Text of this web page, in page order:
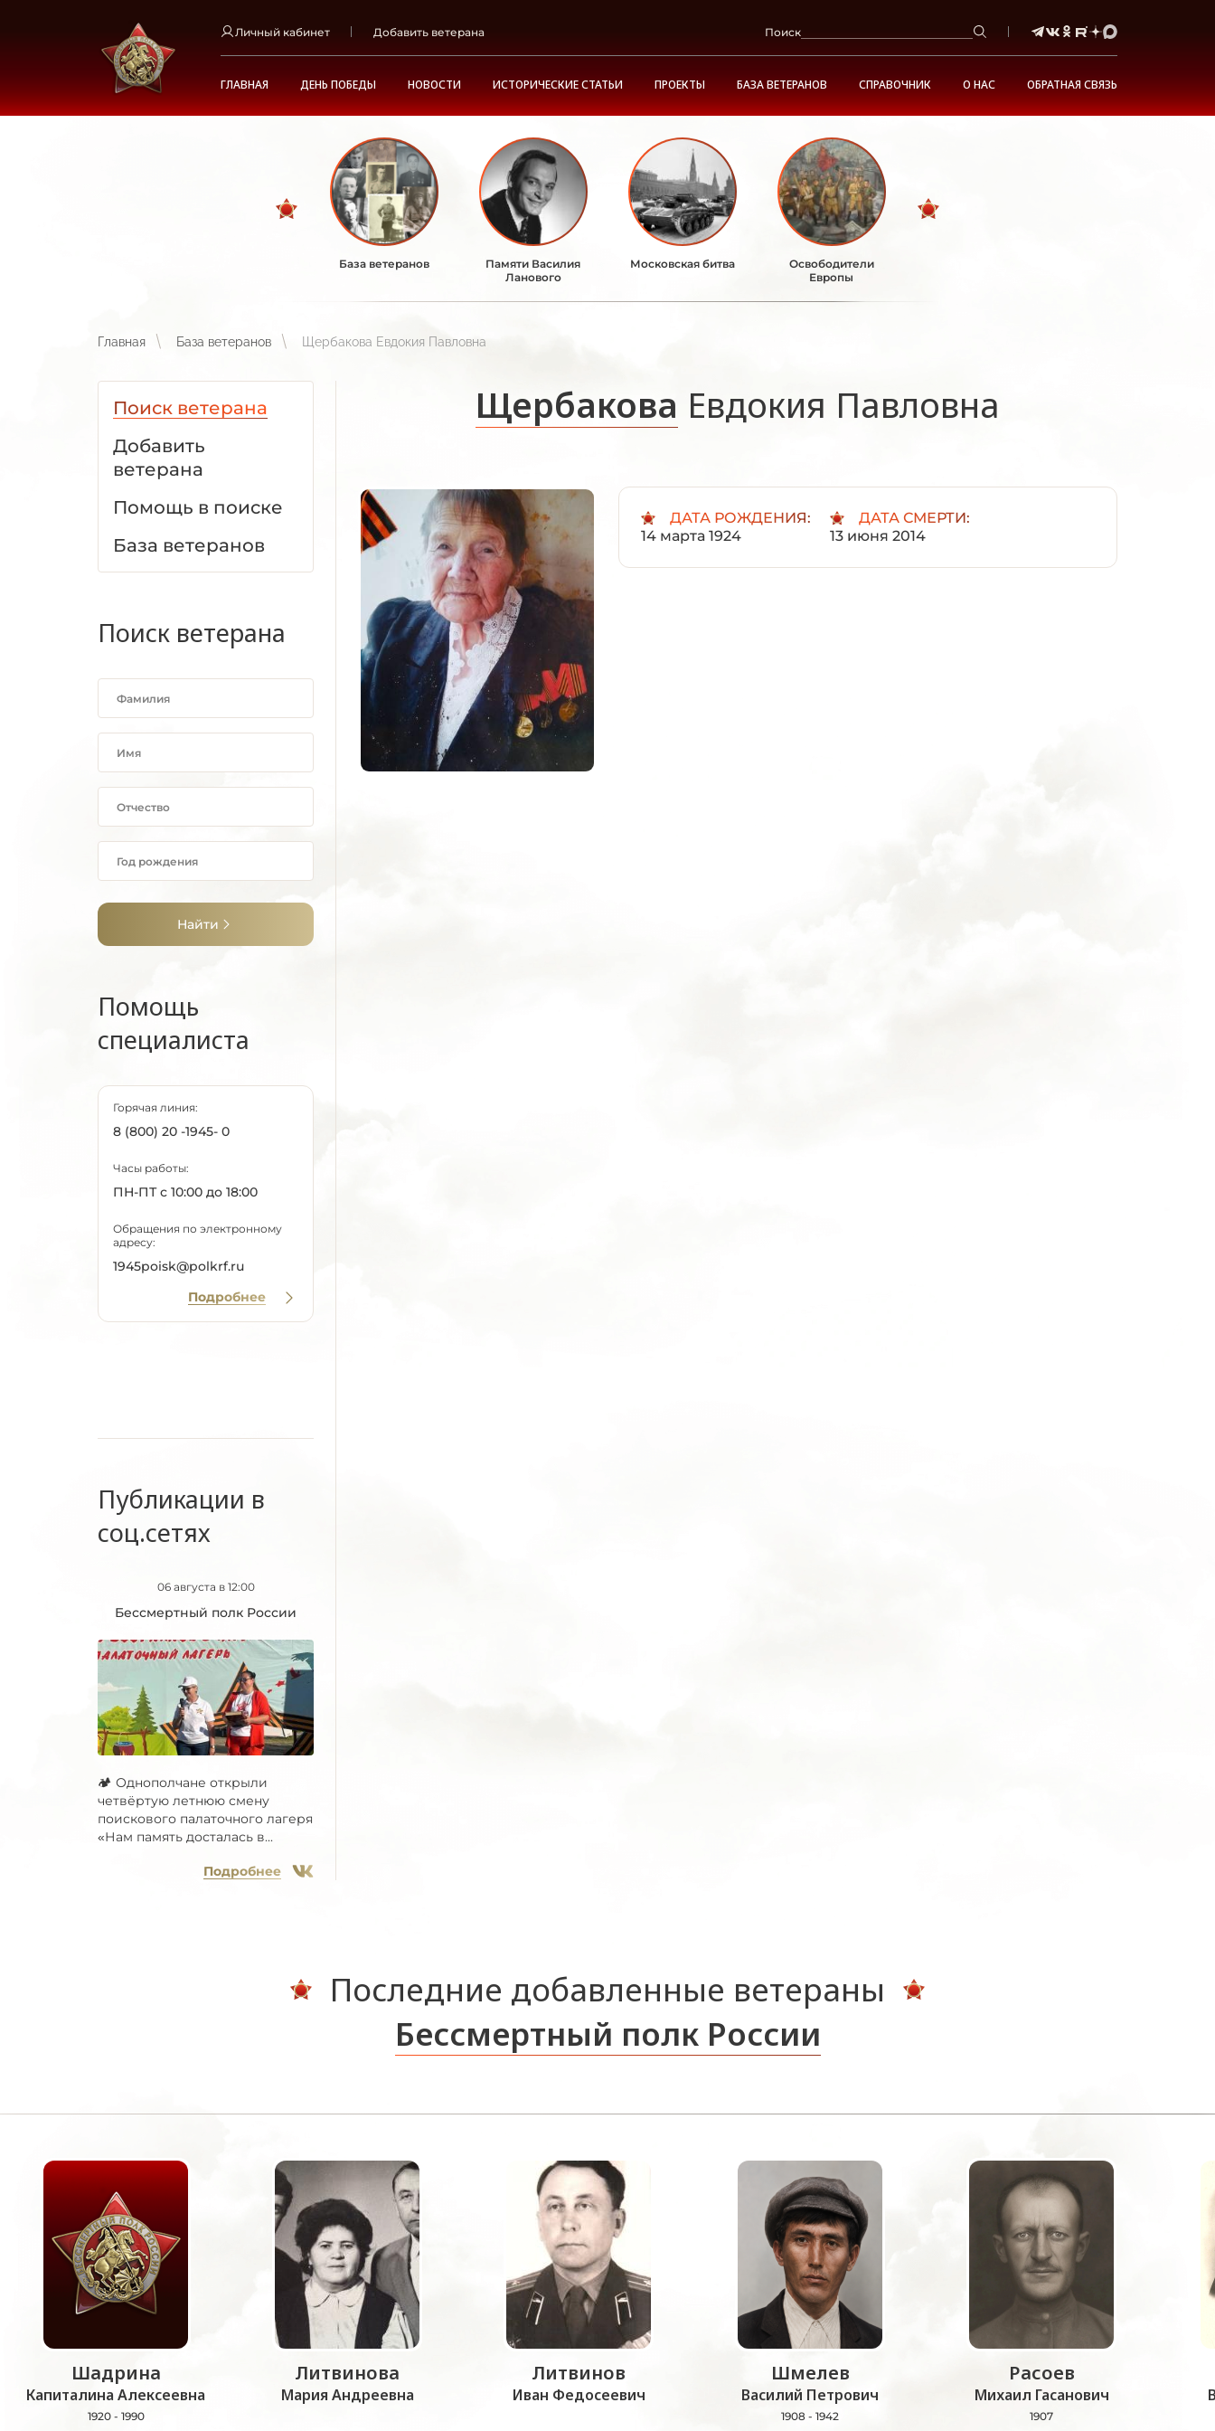
Личный кабинет Добавить ветерана Поиск
ГЛАВНАЯ ДЕНЬ ПОБЕДЫ НОВОСТИ ИСТОРИЧЕСКИЕ СТАТЬИ ПРОЕКТЫ БАЗА ВЕТЕРАНОВ СПРАВОЧНИК О НАС ОБРАТНАЯ СВЯЗЬ
База ветеранов
Памяти Василия
Ланового
Московская битва
Освободители
Европы
Главная База ветеранов Щербакова Евдокия Павловна
Поиск ветерана
Добавить
ветерана
Помощь в поиске
База ветеранов
Поиск ветерана
Найти
Помощь
специалиста
Горячая линия:
8 (800) 20 -1945- 0
Часы работы:
ПН-ПТ с 10:00 до 18:00
Обращения по электронному
адресу:
1945poisk@polkrf.ru
Подробнее
Публикации в
соц.сетях
06 августа в 12:00
Бессмертный полк России
🏕 Однополчане открыли
четвёртую летнюю смену
поискового палаточного лагеря
«Нам память досталась в...
Подробнее
Щербакова Евдокия Павловна
ДАТА РОЖДЕНИЯ:
14 марта 1924
ДАТА СМЕРТИ:
13 июня 2014
Последние добавленные ветераны
Бессмертный полк России
Шадрина
Капиталина Алексеевна
1920 - 1990
Литвинова
Мария Андреевна
Литвинов
Иван Федосеевич
Шмелев
Василий Петрович
1908 - 1942
Расоев
Михаил Гасанович
1907